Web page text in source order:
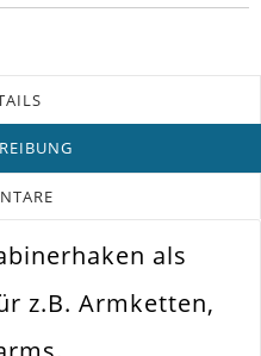
als
z.B. Armketten,